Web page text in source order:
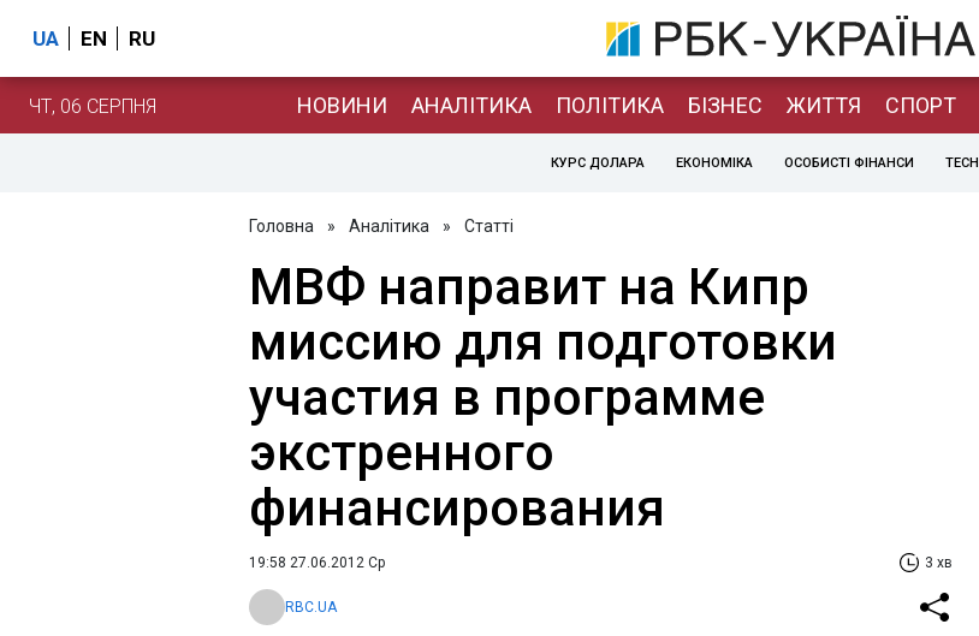
UA EN RU
ЧТ, 06 СЕРПНЯ НОВИНИ АНАЛІТИКА ПОЛІТИКА БІЗНЕС ЖИТТЯ СПОРТ
КУРС ДОЛАРА ЕКОНОМІКА ОСОБИСТІ ФІНАНСИ TECH
Головна » Аналітика » Статті
МВФ направит на Кипр
миссию для подготовки
участия в программе
экстренного
финансирования
19:58 27.06.2012 Ср 3 хв
RBC.UA